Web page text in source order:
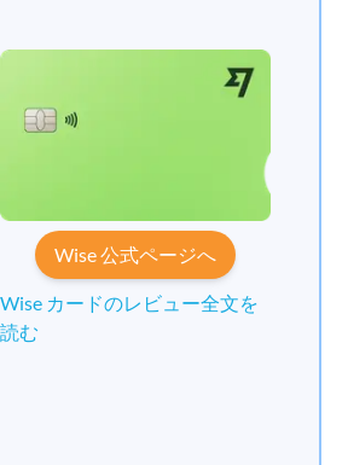
Wise 公式ページへ
Wise カードのレビュー全文を
読む